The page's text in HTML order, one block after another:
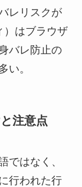
レリスクが
）はブラウザ
バレ防止の
い。
注意点
ではなく、
行われた行